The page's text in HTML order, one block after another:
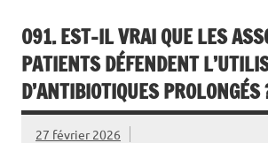
091. EST-IL VRAI QUE LES
PATIENTS DÉFENDENT
D’ANTIBIOTIQUES PROLONGÉS
27 février 2026